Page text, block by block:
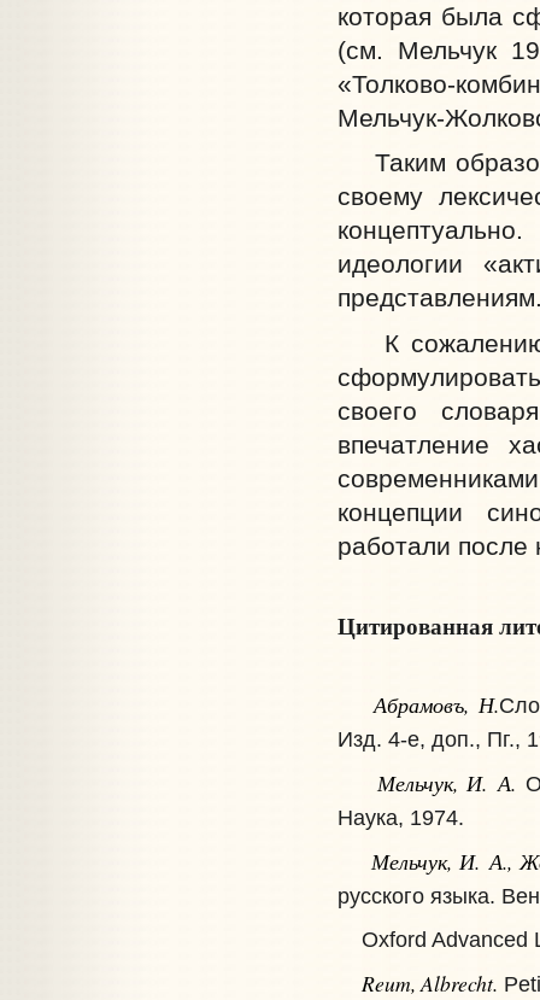
которая была
(см. Мельчук
«Толково-
Мельчук-
Таким
своему
идеологии
К сожалению,
своего
впечатление
концепции
работали после
Цитированная
Абрамовъ, Н.
Изд. 4-е, доп., Пг.,
Мельчук, И. А.
Наука, 1974.
Мельчук, И. А.,
русского языка.
Oxford Advanced
Reum, Albrecht.